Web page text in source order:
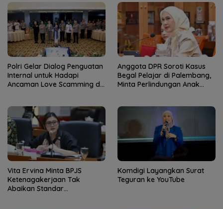
Polri Gelar Dialog Penguatan
Internal untuk Hadapi
Ancaman Love Scamming di
Anggota DPR Soroti Kasus
Begal Pelajar di Palembang,
Minta Perlindungan Anak
Vita Ervina Minta BPJS
Ketenagakerjaan Tak
Abaikan Standar
Komdigi Layangkan Surat
Teguran ke YouTube